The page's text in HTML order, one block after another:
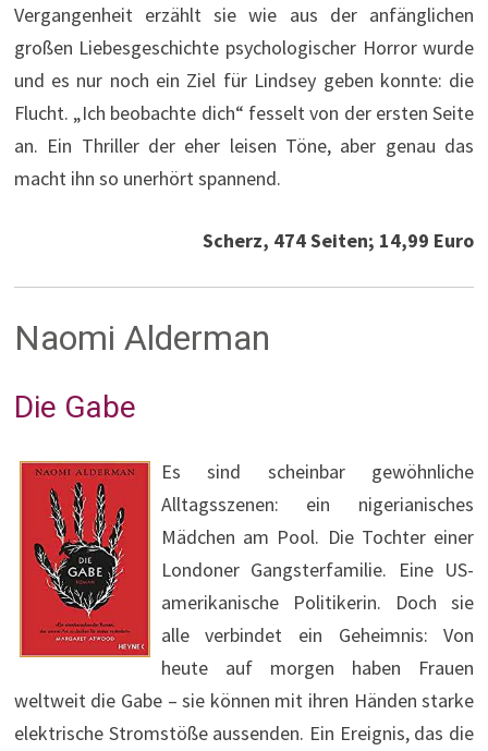
Vergangenheit erzählt sie wie aus der anfänglichen
großen Liebesgeschichte psychologischer Horror wurde
und es nur noch ein Ziel für Lindsey geben konnte: die
Flucht. „Ich beobachte dich“ fesselt von der ersten Seite
an. Ein Thriller der eher leisen Töne, aber genau das
macht ihn so unerhört spannend.
Scherz, 474 Seiten; 14,99 Euro
Naomi Alderman
Die Gabe
Es sind scheinbar gewöhnliche
Alltagsszenen: ein nigerianisches
Mädchen am Pool. Die Tochter einer
Londoner Gangsterfamilie. Eine US-
amerikanische Politikerin. Doch sie
alle verbindet ein Geheimnis: Von
heute auf morgen haben Frauen
weltweit die Gabe – sie können mit ihren Händen starke
elektrische Stromstöße aussenden. Ein Ereignis, das die